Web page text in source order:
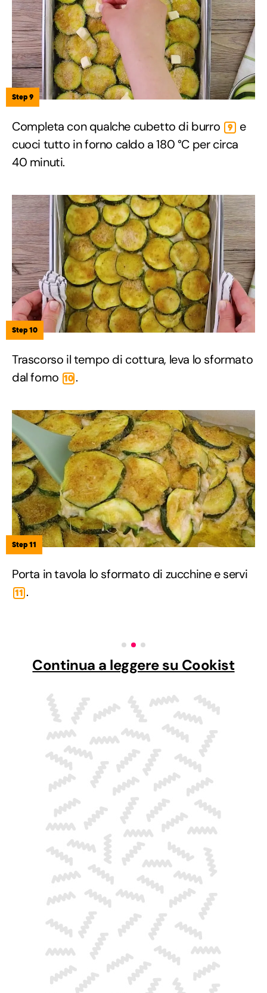
Step 9
Completa con qualche cubetto di burro 9
e
cuoci tutto in forno caldo a 180 °C per circa
40 minuti.
Step 10
Trascorso il tempo di cottura, leva lo sformato
dal forno 10 .
Step 11
Porta in tavola lo sformato di zucchine e servi
11 .
Continua a leggere su Cookist